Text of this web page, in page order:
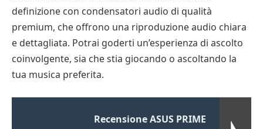
definizione con condensatori audio di qualità
premium, che offrono una riproduzione audio chiara
e dettagliata. Potrai goderti un’esperienza di ascolto
coinvolgente, sia che stia giocando o ascoltando la
tua musica preferita.
Recensione ASUS PRIME